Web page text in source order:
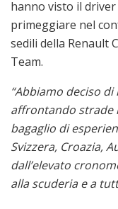
hanno visto il
primeggiare nel
sedili della Renault
Team.
“Abbiamo deciso
affrontando strade
bagaglio di
Svizzera, Croazia,
dall’elevato
alla scuderia e a